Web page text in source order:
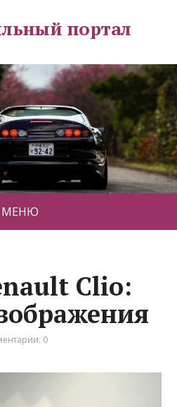
портал
МЕНЮ
Clio:
0